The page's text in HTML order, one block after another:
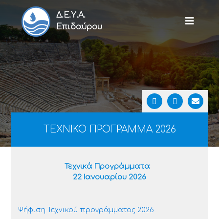
Δ.Ε.Υ.Α.
Επιδαύρου
ΤΕΧΝΙΚΟ ΠΡΟΓΡΑΜΜΑ 2026
Τεχνικά Προγράμματα
22 Ιανουαρίου 2026
Ψήφιση Τεχνικού προγράμματος 2026